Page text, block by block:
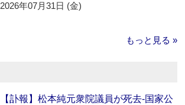
2026年07月31日 (金)
もっと見る »
【訃報】松本純元衆院議員が死去‐国家公